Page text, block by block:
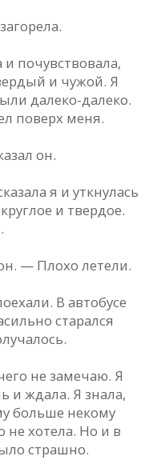
и почувствовала,
и чужой. Я
далеко-далеко.
поверх меня.
он.
я и уткнулась
и твердое.
— Плохо летели.
В автобусе
старался
не замечаю. Я
и ждала. Я знала,
больше некому
не хотела. Но и в
страшно.